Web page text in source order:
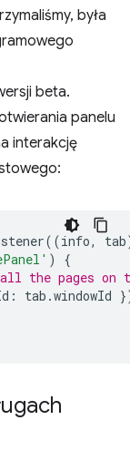
była
beta.
panelu
interakcję
((info, tab
)
{
the pages on
: tab .windowId